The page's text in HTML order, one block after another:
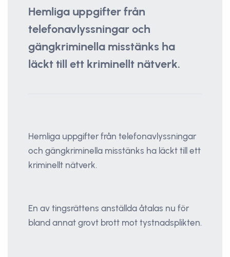
Hemliga uppgifter från
telefonavlyssningar och
gängkriminella misstänks ha
läckt till ett kriminellt nätverk.
Hemliga uppgifter från telefonavlyssningar
och gängkriminella misstänks ha läckt till ett
kriminellt nätverk.
En av tingsrättens anställda åtalas nu för
bland annat grovt brott mot tystnadsplikten.